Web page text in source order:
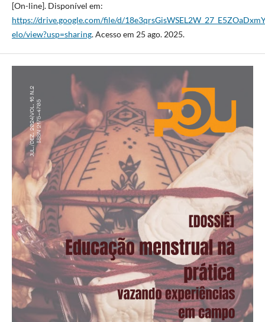
[On-line]. Disponível em:
https://drive.google.com/file/d/
elo/view?usp=sharing. Acesso em 25 ago. 2025.